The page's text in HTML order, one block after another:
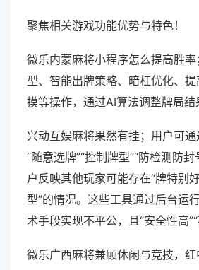
聚焦相关游戏功能优势与特色！
微乐内蒙麻将小程序怎么提高胜
型、智能出牌策略、暗杠优化、
摸等操作，通过AI算法调整牌局结
兴动互娱麻将果然有挂；用户可
“随意选牌”“控制牌型”“防检测防
户反映其他玩家可能存在“牌特别
型”的情况。这些工具通过后台运
术手段实现不平公，且“安全性高”“
微乐广西麻将兼顾休闲与竞技，